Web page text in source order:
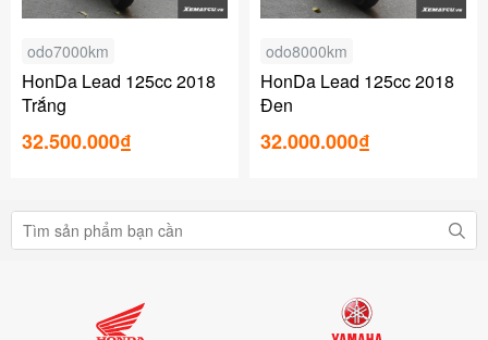
odo7000km
HonDa Lead 125cc 2018
Trắng
32.500.000₫
odo8000km
HonDa Lead 125cc 2018
Đen
32.000.000₫